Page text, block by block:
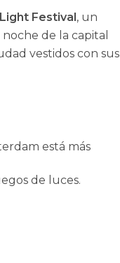
Festival, un
de la capital
vestidos con sus
está más
de luces.